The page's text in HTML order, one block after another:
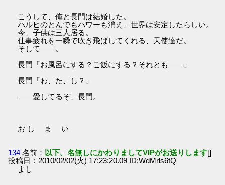
こうして、俺と長門は結婚した。
ハルヒのとんでもパワーも消え、世界は安定したらしい。
今、子供は三人居る。
仕事疲れを一瞬で吹き飛ばしてくれる、天使達だ。
そして――。
長門「お風呂にする？ご飯にする？それとも――」
長門「わ、た、し？」
――愛してるぞ、長門。
お し ま い
134 名前： 以下、名無しにかわりましてVIPがお送りします[]
投稿日：2010/02/02(火) 17:23:20.09 ID:WdMrls6tQ
よし